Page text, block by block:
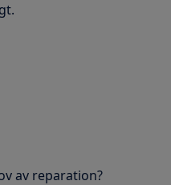
av reparation?